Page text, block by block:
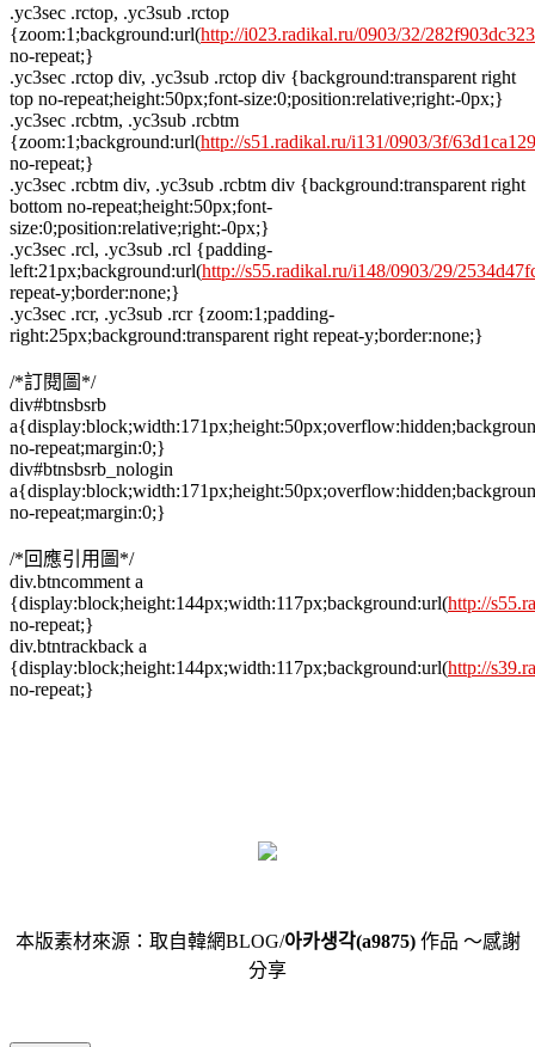
.yc3sec .rctop, .yc3sub .rctop
{zoom:1;background:url(http://i023.radikal.ru/0903/32/
no-repeat;}
.yc3sec .rctop div, .yc3sub .rctop div {background:transparent right
top no-repeat;height:50px;font-size:0;position:relative;right:-0px;}
.yc3sec .rcbtm, .yc3sub .rcbtm
{zoom:1;background:url(http://s51.radikal.ru/i131/0903/3f/
no-repeat;}
.yc3sec .rcbtm div, .yc3sub .rcbtm div {background:transparent right
bottom no-repeat;height:50px;font-
size:0;position:relative;right:-0px;}
.yc3sec .rcl, .yc3sub .rcl {padding-
left:21px;background:url(http://s55.radikal.ru/i148/0903/29/
repeat-y;border:none;}
.yc3sec .rcr, .yc3sub .rcr {zoom:1;padding-
right:25px;background:transparent right repeat-y;border:none;}
/*訂閱圖*/
div#btnsbsrb
no-repeat;margin:0;}
div#btnsbsrb_nologin
no-repeat;margin:0;}
/*回應引用圖*/
div.btncomment a
{display:block;height:144px;width:117px;background:url(http://
no-repeat;}
div.btntrackback a
{display:block;height:144px;width:117px;background:url(http://
no-repeat;}
本版素材來源：取自韓網BLOG/아카생각(a9875)作品 ～感謝
分享